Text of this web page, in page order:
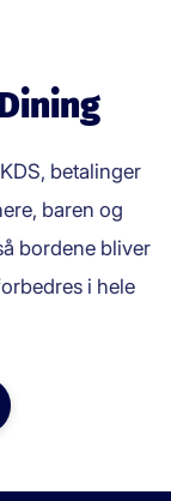
betalinger
baren og
bordene bliver
i hele